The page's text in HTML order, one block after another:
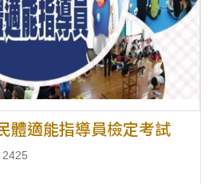
體適能指導員檢定考試
2425